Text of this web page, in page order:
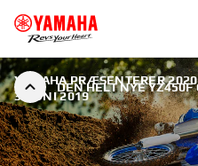
DEN HELT NYE YZ450F
YAMAHA PRÆSENTERER
3. JUNI 2019